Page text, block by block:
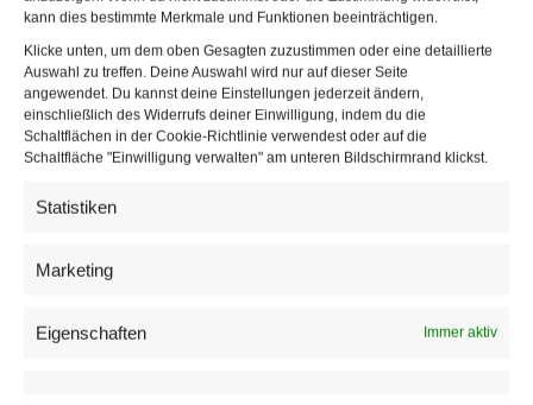
kann dies bestimmte Merkmale und Funktionen beeinträchtigen.
Klicke unten, um dem oben Gesagten zuzustimmen oder eine detaillierte
Auswahl zu treffen. Deine Auswahl wird nur auf dieser Seite
angewendet. Du kannst deine Einstellungen jederzeit ändern,
einschließlich des Widerrufs deiner Einwilligung, indem du die
Schaltflächen in der Cookie-Richtlinie verwendest oder auf die
Schaltfläche "Einwilligung verwalten" am unteren Bildschirmrand klickst.
Statistiken
Marketing
Eigenschaften Immer aktiv
Freitag, 10. April 2026, 13:00–18:30 Uhr
und am
Samstag, 11. April 2026, 09:00–18:00 Uhr
im Hörsaalzentrum am Campus der Universität Wien,
Details